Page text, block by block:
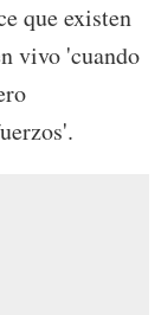
que existen
vivo 'cuando